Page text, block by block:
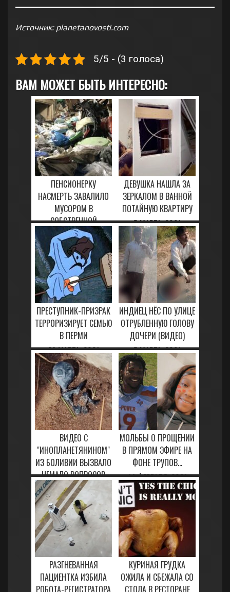
Источник: planetanovosti.com
5/5 - (3 голоса)
ВАМ МОЖЕТ БЫТЬ ИНТЕРЕСНО:
ПЕНСИОНЕРКУ
НАСМЕРТЬ ЗАВАЛИЛО
МУСОРОМ В
СОБСТВЕННОЙ
КВАРТИРЕ
3 ФЕВРАЛЯ, 2021
ДЕВУШКА НАШЛА ЗА
ЗЕРКАЛОМ В ВАННОЙ
ПОТАЙНУЮ КВАРТИРУ
5 МАРТА, 2021
ПРЕСТУПНИК-ПРИЗРАК
ТЕРРОРИЗИРУЕТ СЕМЬЮ
В ПЕРМИ
26 МАРТА, 2021
ИНДИЕЦ НЁС ПО УЛИЦЕ
ОТРУБЛЕННУЮ ГОЛОВУ
ДОЧЕРИ (ВИДЕО)
5 МАРТА, 2021
ВИДЕО С
"ИНОПЛАНЕТЯНИНОМ"
ИЗ БОЛИВИИ ВЫЗВАЛО
НЕМАЛО ВОПРОСОВ
4 АПРЕЛЯ, 2023
МОЛЬБЫ О ПРОЩЕНИИ
В ПРЯМОМ ЭФИРЕ НА
ФОНЕ ТРУПОВ...
14 ФЕВРАЛЯ, 2021
РАЗГНЕВАННАЯ
ПАЦИЕНТКА ИЗБИЛА
КУРИНАЯ ГРУДКА
ОЖИЛА И СБЕЖАЛА СО